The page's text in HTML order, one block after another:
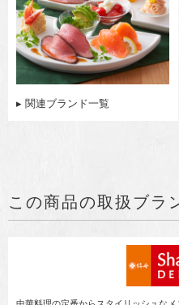
▸ 関連ブランド一覧
この商品の取扱ブラ